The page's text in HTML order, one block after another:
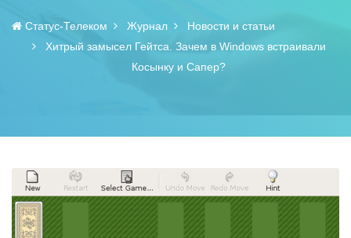
Статус-Телеком Журнал
Новости и статьи
Хитрый замысел Гейтса. Зачем в Windows встраивали
Косынку и Сапер?